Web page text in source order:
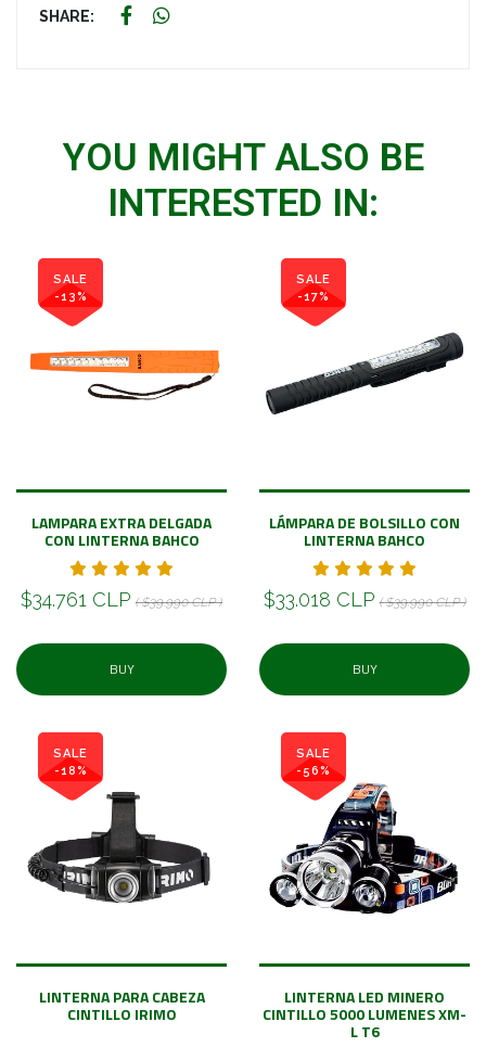
SHARE:
YOU MIGHT ALSO BE
INTERESTED IN:
SALE
-13%
LAMPARA EXTRA DELGADA
CON LINTERNA BAHCO
$34.761 CLP ( $39.990 CLP )
BUY
SALE
-17%
LÁMPARA DE BOLSILLO CON
LINTERNA BAHCO
$33.018 CLP ( $39.990 CLP )
BUY
SALE
-18%
LINTERNA PARA CABEZA
CINTILLO IRIMO
SALE
-56%
LINTERNA LED MINERO
CINTILLO 5000 LUMENES XM-
L T6